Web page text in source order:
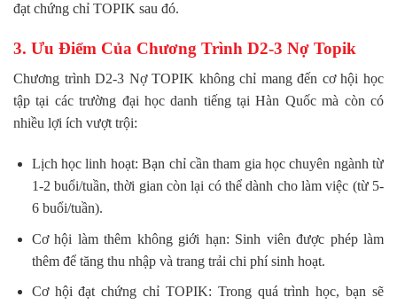
đạt chứng chỉ TOPIK sau đó.
3. Ưu Điểm Của Chương Trình D2-3 Nợ Topik
Chương trình D2-3 Nợ TOPIK không chỉ mang đến cơ hội học
tập tại các trường đại học danh tiếng tại Hàn Quốc mà còn có
nhiều lợi ích vượt trội:
Lịch học linh hoạt: Bạn chỉ cần tham gia học chuyên ngành từ
1-2 buổi/tuần, thời gian còn lại có thể dành cho làm việc (từ 5-
6 buổi/tuần).
Cơ hội làm thêm không giới hạn: Sinh viên được phép làm
thêm để tăng thu nhập và trang trải chi phí sinh hoạt.
Cơ hội đạt chứng chỉ TOPIK: Trong quá trình học, bạn sẽ